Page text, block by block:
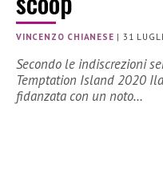
VINCENZO CHIANESE |31
Secondo le indiscrezioni
Temptation Island 2020
fidanzata con un noto…